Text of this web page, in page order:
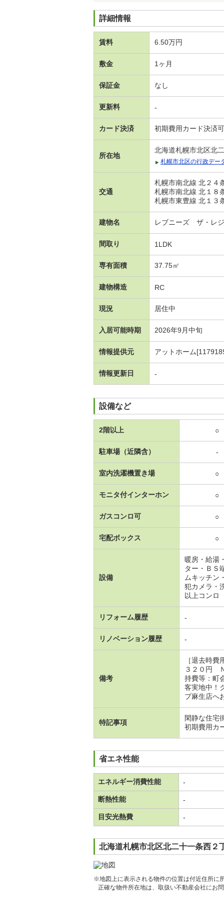
詳細情報
賃料 6.50万円
敷金 1ヶ月
保証金 なし
更新料 -
カード決済 初期費用カード決済
所在地
北海道札幌市北区北
札幌市北区の行政デー
交通
札幌市南北線 北２４
札幌市南北線 北１８
札幌市東豊線 北１３
建物名 レブニーズ ザ・レ
間取り 1LDK
専有面積 37.75㎡
建物構造 RC
現況 居住中
入居可能時期 2026年9月中旬
情報提供元 アットホーム
情報更新日 -
設備など
2階以上 ○
駐車場（近隣含） -
室内洗濯機置き場 ○
モニタ付インターホン ○
ガスコンロ可 ○
宅配ボックス ○
設備
暖房・給湯
ター・ＢＳ
ムキッチン
犯カメラ・
以上コンロ
リフォーム履歴 -
リノベーション履歴 -
備考
［退去時
３２０円
持費等：町
客実地中！
プ麻生店へ
特記事項
閑静な住宅
初期費用カ
省エネ性能
エネルギー消費性能 -
断熱性能 -
目安光熱費 -
北海道札幌市北区北二十一条西２
※地図上に表示される物件の位置は付近住所に
正確な物件所在地は、取扱い不動産会社にお